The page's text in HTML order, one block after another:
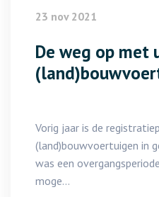
23 nov 2021
De weg op met
Vorig jaar is de
(land)bouwvoertuigen in
was een
moge...